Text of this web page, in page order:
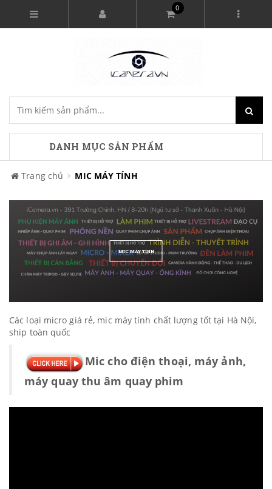
0
DANH MỤC SẢN PHẨM
Trang chủ MIC MÁY TÍNH
MIC MÁY TÍNH
Các loại micro giá rẻ, mic máy tính chất lượng tốt tại Hà Nội,
ship toàn quốc
Mic cho điện thoại, máy ảnh,
máy quay thu âm quay phim